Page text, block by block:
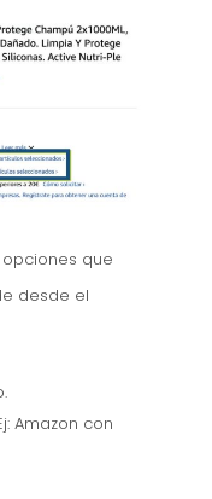
que
desde el
Amazon con